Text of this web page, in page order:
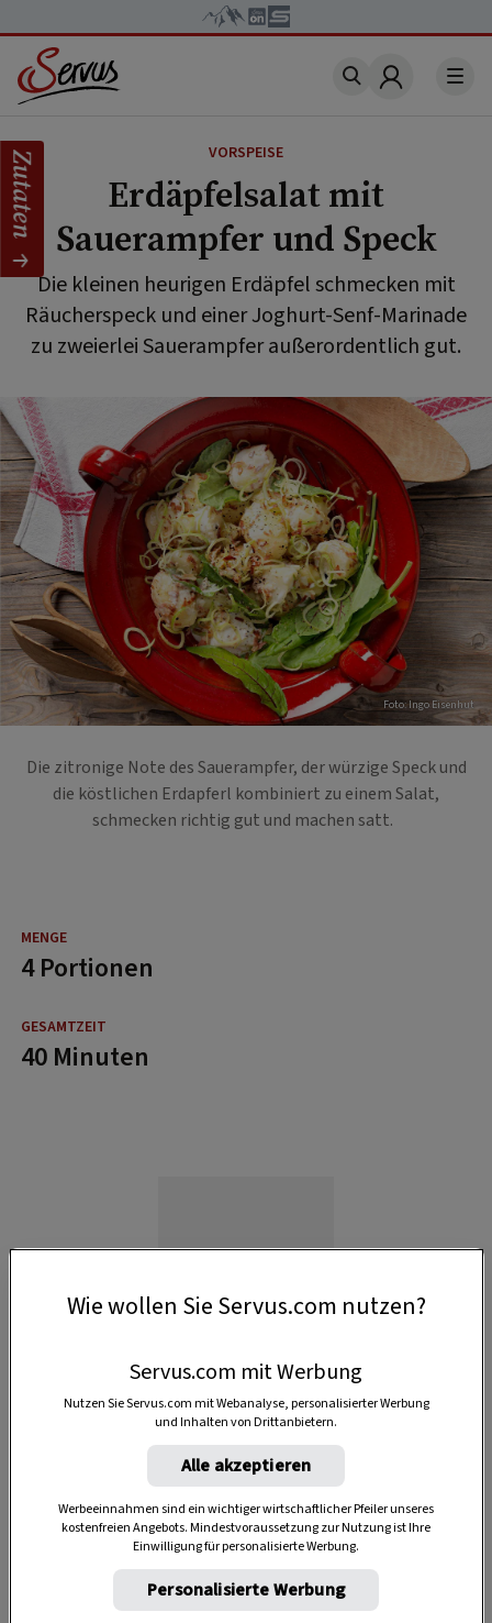
Account
VORSPEISE
Erdäpfelsalat mit
Sauerampfer und Speck
Die kleinen heurigen Erdäpfel schmecken mit
Räucherspeck und einer Joghurt-Senf-Marinade
zu zweierlei Sauerampfer außerordentlich gut.
Foto: Ingo Eisenhut
Die zitronige Note des Sauerampfer, der würzige Speck und
die köstlichen Erdapferl kombiniert zu einem Salat,
schmecken richtig gut und machen satt.
4 Portionen
40 Minuten
Anzeige
Zutaten
Wie wollen Sie Servus.com nutzen?
Servus.com mit Werbung
Nutzen Sie Servus.com mit Webanalyse, personalisierter Werbung
und Inhalten von Drittanbietern.
Alle akzeptieren
Werbeeinnahmen sind ein wichtiger wirtschaftlicher Pfeiler unseres
kostenfreien Angebots. Mindestvoraussetzung zur Nutzung ist Ihre
Einwilligung für personalisierte Werbung.
Personalisierte Werbung